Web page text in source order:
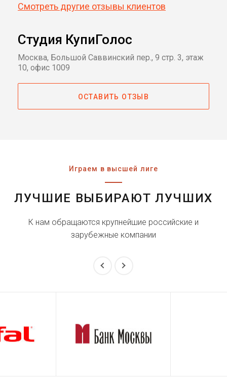
Смотреть другие отзывы клиентов
Студия КупиГолос
Москва, Большой Саввинский пер., 9 стр. 3, этаж
10, офис 1009
ОСТАВИТЬ ОТЗЫВ
Играем в высшей лиге
ЛУЧШИЕ ВЫБИРАЮТ ЛУЧШИХ
К нам обращаются крупнейшие российские и
зарубежные компании